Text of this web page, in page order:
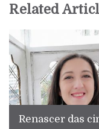
Related
Renascer das